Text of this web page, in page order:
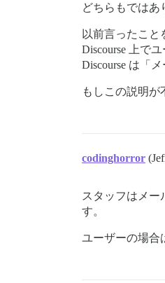
どちらもではあ
以前言ったこと
Discourse 上で
Discourse は「
もしこの説明が
codinghorror
スタッフはメー
す。
ユーザーの場合